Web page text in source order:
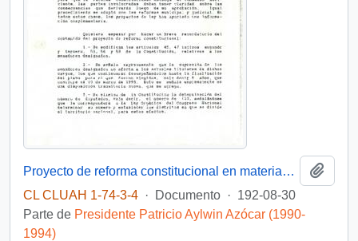
Proyecto de reforma constitucional en materias electorales
CL CLUAH 1-74-3-4 · Documento · 192-08-30
Parte de Presidente Patricio Aylwin Azócar (1990-
1994)